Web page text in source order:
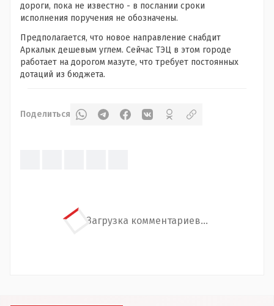
дороги, пока не известно - в послании сроки
исполнения поручения не обозначены.
Предполагается, что новое направление снабдит
Аркалык дешевым углем. Сейчас ТЭЦ в этом городе
работает на дорогом мазуте, что требует постоянных
дотаций из бюджета.
Поделиться
Загрузка комментариев...